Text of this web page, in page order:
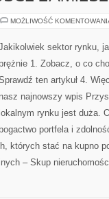
MOŻLIWOŚĆ
sektor rynku,
1. Zobacz, o co
ten artykuł 4.
nasz najnowszy wpis
lokalnym rynku jest duża.
bogactwo portfela i
których stać na kupno
– Skup